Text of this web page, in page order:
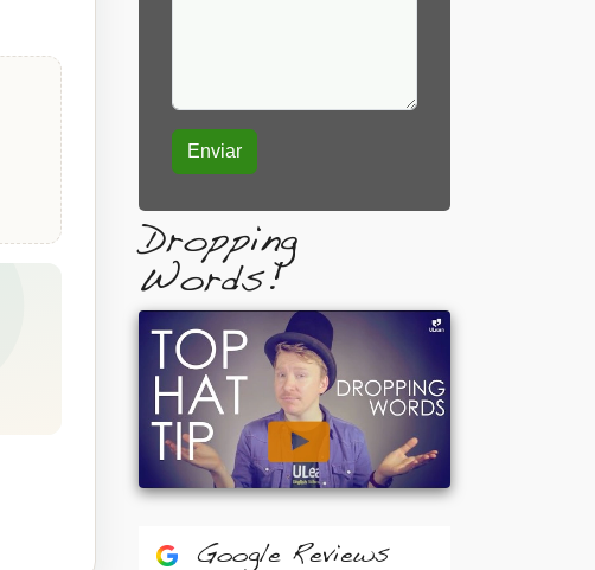
Dropping
Words!
Google Reviews